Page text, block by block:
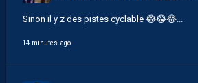
Sinon il y z des pistes cyclable 😂😂😂...
14 minutes ago